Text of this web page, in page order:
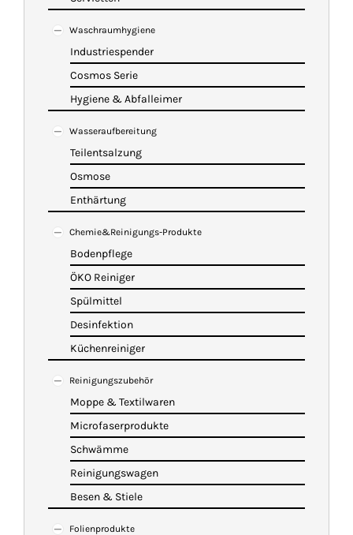
Waschraumhygiene
Industriespender
Cosmos Serie
Hygiene & Abfalleimer
Wasseraufbereitung
Teilentsalzung
Osmose
Enthärtung
Chemie&Reinigungs-Produkte
Bodenpflege
ÖKO Reiniger
Spülmittel
Desinfektion
Küchenreiniger
Reinigungszubehör
Moppe & Textilwaren
Microfaserprodukte
Schwämme
Reinigungswagen
Besen & Stiele
Folienprodukte